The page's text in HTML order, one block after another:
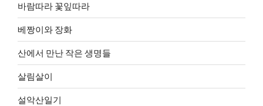
바람따라 꽃잎따라
베짱이와 장화
산에서 만난 작은 생명들
살림살이
설악산일기